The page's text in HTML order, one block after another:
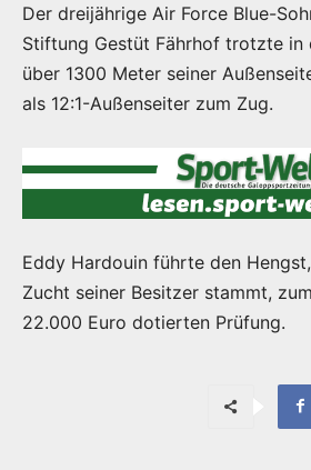
Der dreijährige Air Force Blue-
Stiftung Gestüt Fährhof trotzte in
über 1300 Meter seiner
als 12:1-Außenseiter zum Zug.
Eddy Hardouin führte den
Zucht seiner Besitzer stammt,
22.000 Euro dotierten Prüfung.